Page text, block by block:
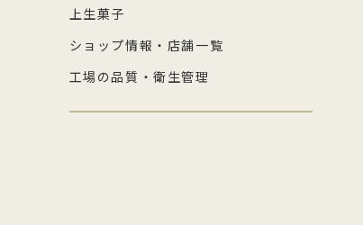
上生菓子
ショップ情報・店舗一覧
工場の品質・衛生管理